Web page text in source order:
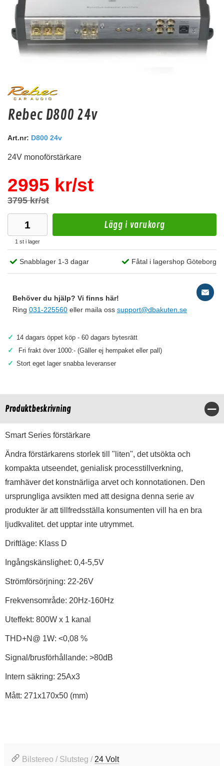
dBVox Kopplingsplint 6xM8 Svart
Svart Kopplingsplint. 6st M8
Snabblager 1-3 dagar
Rebec D800 24v
Art.nr: D800 24v
24V monoförstärkare
2995 kr/st
3795 kr/st
1 st i lager
Lägg i varukorg
Snabblager 1-3 dagar Fåtal i lagershop Göteborg
Behöver du hjälp? Vi finns här!
Ring 031-225560 eller maila oss support@dbakuten.se
✓ 14 dagars öppet köp - 60 dagars bytesrätt
✓ Fri frakt över 1000:- (Gäller ej hempaket eller pall)
✓ Stort eget lager snabba leveranser
Produktbeskrivning
Smart Series förstärkare
Ändra förstärkarens storlek till "liten", det utsökta och
kompakta utseendet, genialisk processtillverkning,
framhäver det konstnärliga arvet och konnotationen. Den
ursprungliga avsikten med att designa denna serie av
produkter är att tillfredsställa konsumenten vill ha en bra
ljudkvalitet. det upptar inte utrymmet.
Driftläge: Klass D
Ingångskänslighet: 0,4-5,5V
Strömförsörjning: 22-26V
Frekvensområde: 20Hz-160Hz
Uteffekt: 800W x 1 kanal
THD+N@ 1W: <0,08 %
Signal/brusförhållande: >80dB
Intern säkring: 25Ax3
Mått: 271x170x50 (mm)
Bilstereo / Slutsteg / 24 Volt